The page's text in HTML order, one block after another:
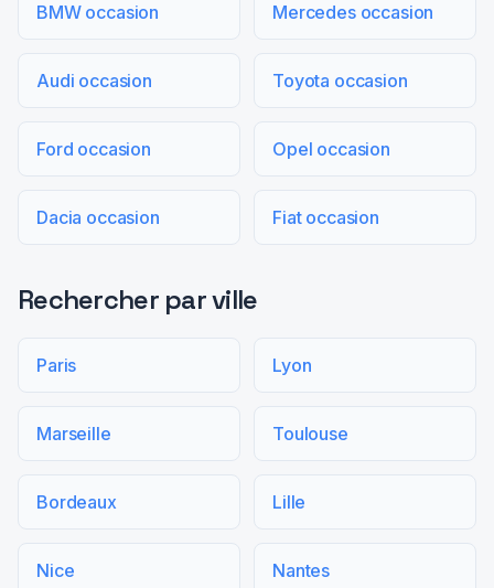
BMW occasion Mercedes occasion
Audi occasion Toyota occasion
Ford occasion Opel occasion
Dacia occasion Fiat occasion
Rechercher par ville
Paris Lyon
Marseille Toulouse
Bordeaux Lille
Nice Nantes